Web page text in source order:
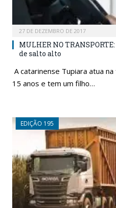
27 DE DEZEMBRO DE 2017
MULHER NO
de salto alto
A catarinense Tupiara atua
15 anos e tem um filho…
EDIÇÃO 195